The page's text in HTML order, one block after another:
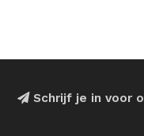
Schrijf je in voor